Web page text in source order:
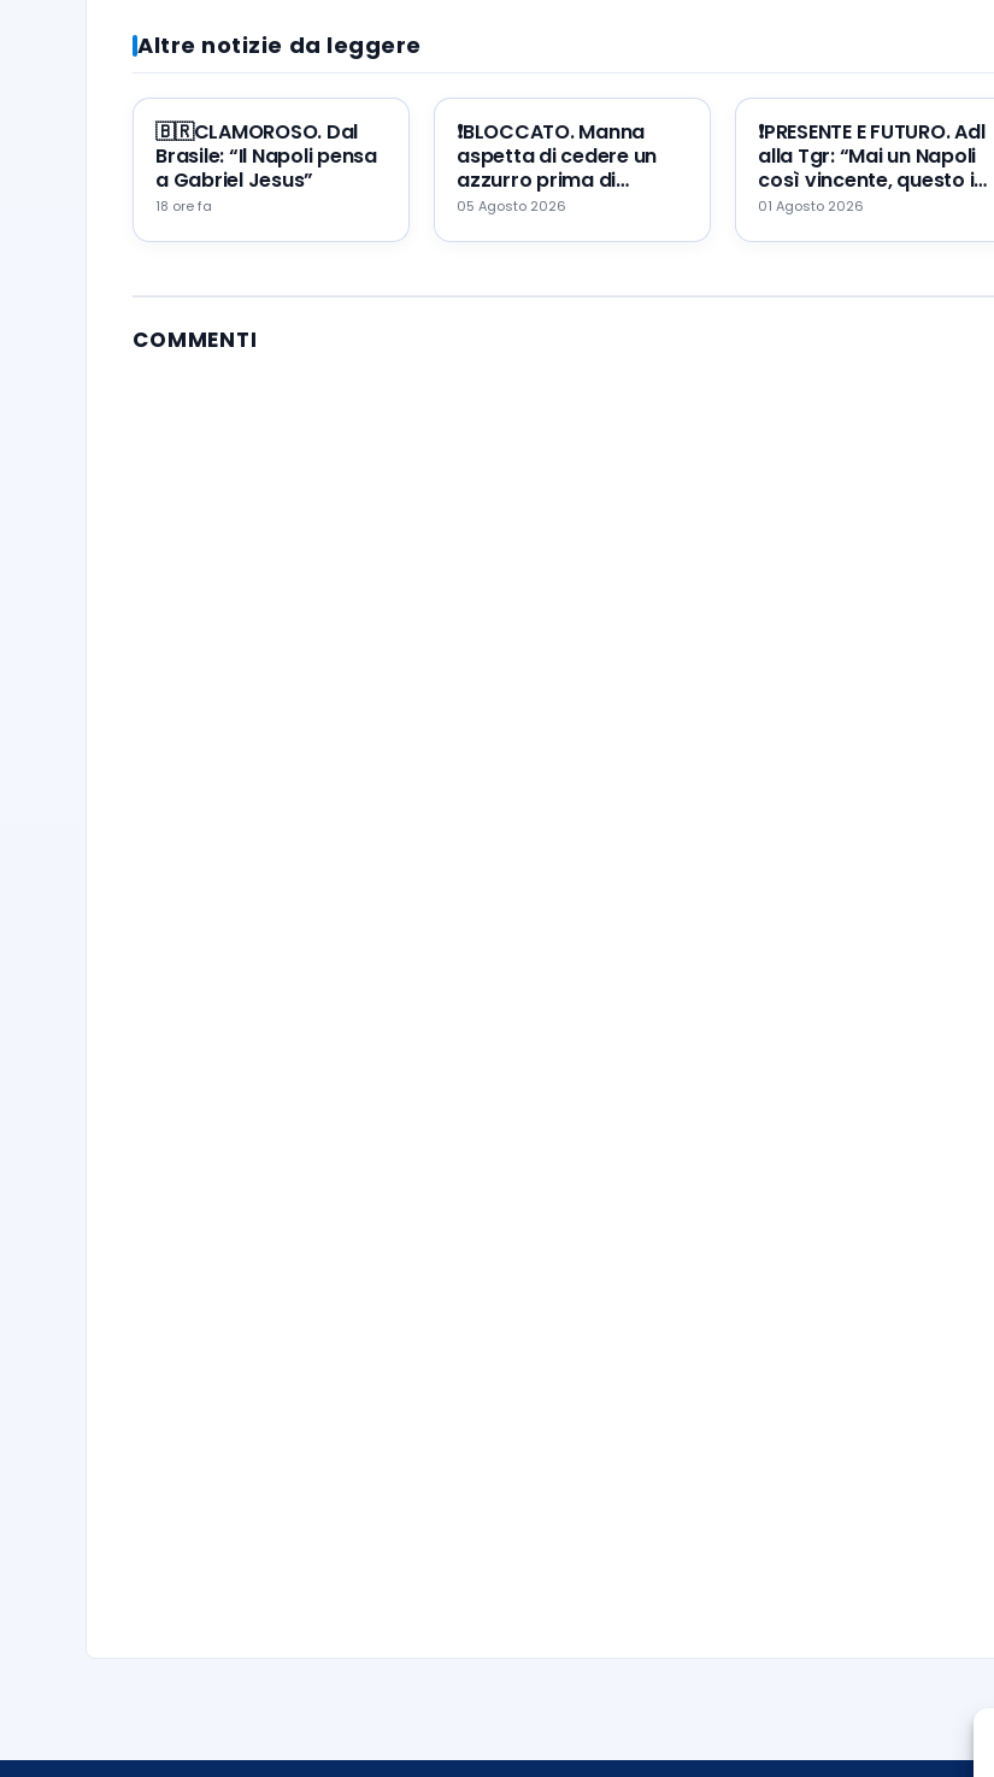
Altre notizie da leggere
🇧🇷CLAMOROSO. Dal
Brasile: “Il Napoli pensa
a Gabriel Jesus”
18 ore fa
❗️BLOCCATO. Manna
aspetta di cedere un
azzurro prima di
portare Zeballos al
05 Agosto 2026
❗️PRESENTE E FUTURO. Adl
alla Tgr: “Mai un Napoli
così vincente, questo il
mio errore ed il mio
01 Agosto 2026
COMMENTI